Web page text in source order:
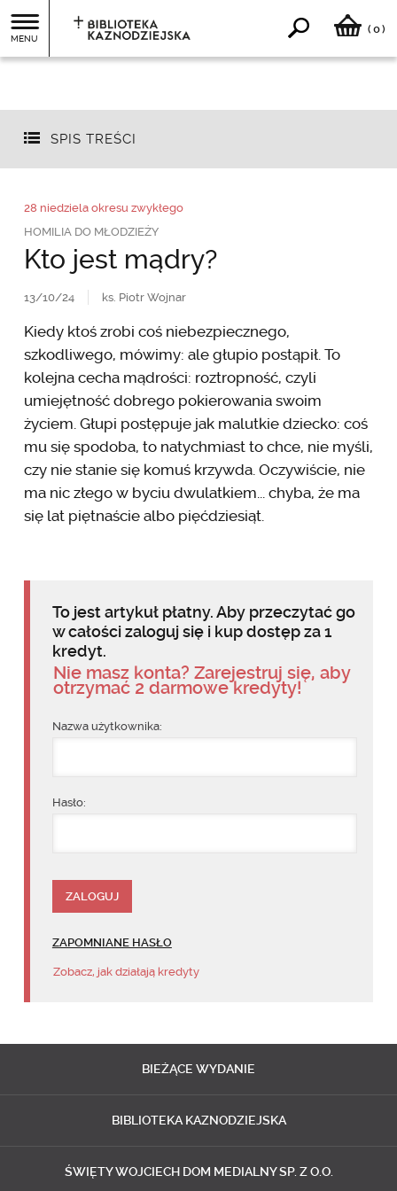
MENU
( 0)
SPIS TREŚCI
28 niedziela okresu zwykłego
HOMILIA DO MŁODZIEŻY
Kto jest mądry?
13/10/24 ks. Piotr Wojnar
Kiedy ktoś zrobi coś niebezpiecznego,
szkodliwego, mówimy: ale głupio postąpił. To
kolejna cecha mądrości: roztropność, czyli
umiejętność dobrego pokierowania swoim
życiem. Głupi postępuje jak malutkie dziecko: coś
mu się spodoba, to natychmiast to chce, nie myśli,
czy nie stanie się komuś krzywda. Oczywiście, nie
ma nic złego w byciu dwulatkiem... chyba, że ma
się lat piętnaście albo pięćdziesiąt.
To jest artykuł płatny. Aby przeczytać go
w całości zaloguj się i kup dostęp za 1
kredyt.
Nie masz konta? Zarejestruj się, aby
otrzymać 2 darmowe kredyty!
Nazwa użytkownika:
Hasło:
ZAPOMNIANE HASŁO
Zobacz, jak działają kredyty
BIEŻĄCE WYDANIE
BIBLIOTEKA KAZNODZIEJSKA
ŚWIĘTY WOJCIECH DOM MEDIALNY SP. Z O.O.